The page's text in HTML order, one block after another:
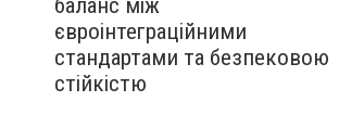
баланс між
євроінтеграційними
стандартами та безпековою
стійкістю